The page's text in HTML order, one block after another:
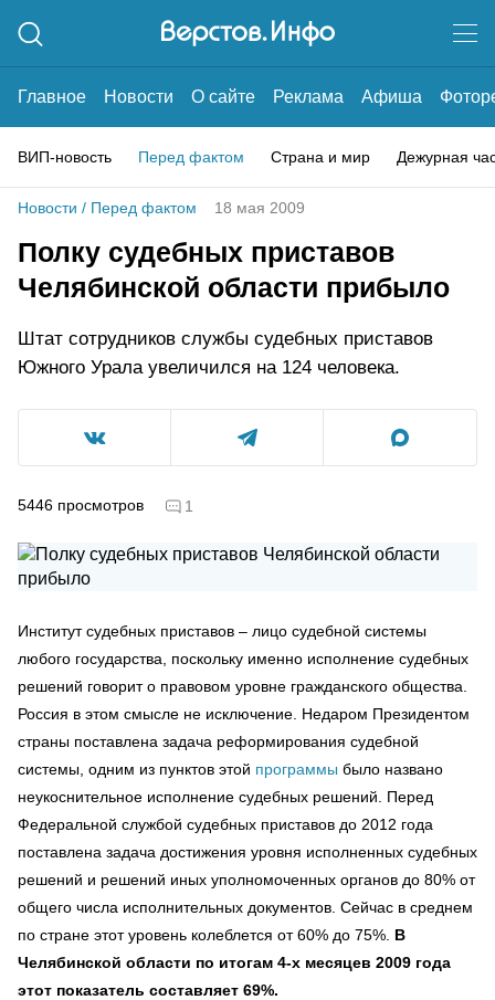
Главное Новости О сайте Реклама Афиша
ВИП-новость Перед фактом Страна и мир Дежурная
Новости / Перед фактом 18 мая 2009
Полку судебных приставов
Челябинской области прибыло
Штат сотрудников службы судебных приставов
Южного Урала увеличился на 124 человека.
5446 просмотров 1
Институт судебных приставов – лицо судебной системы
любого государства, поскольку именно исполнение судебных
решений говорит о правовом уровне гражданского общества.
Россия в этом смысле не исключение. Недаром Президентом
страны поставлена задача реформирования судебной
системы, одним из пунктов этой программы было названо
неукоснительное исполнение судебных решений. Перед
Федеральной службой судебных приставов до 2012 года
поставлена задача достижения уровня исполненных судебных
решений и решений иных уполномоченных органов до 80% от
общего числа исполнительных документов. Сейчас в среднем
по стране этот уровень колеблется от 60% до 75%. В
Челябинской области по итогам 4-х месяцев 2009 года
этот показатель составляет 69%.